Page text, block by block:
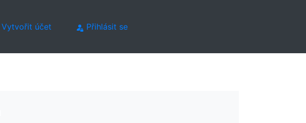
Vytvořit účet Přihlásit se